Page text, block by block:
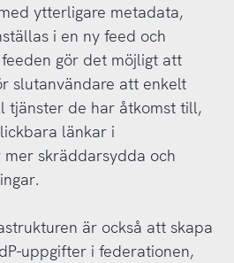
ytterligare metadata,
i en ny feed och
gör det möjligt att
slutanvändare att enkelt
tjänster de har åtkomst till,
länkar i
skräddarsydda och
är också att skapa
uppgifter i federationen,